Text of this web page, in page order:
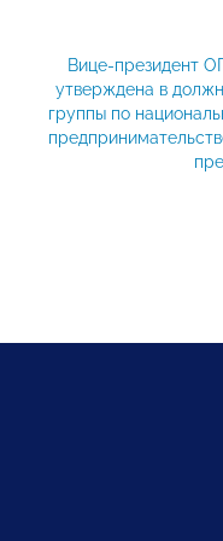
Вице-президент
утверждена в
группы по